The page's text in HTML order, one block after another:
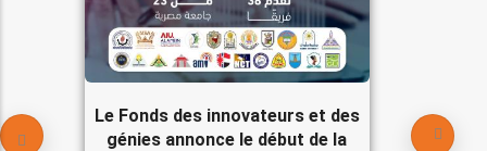
Le Fonds des innovateurs et des
génies annonce le début de la